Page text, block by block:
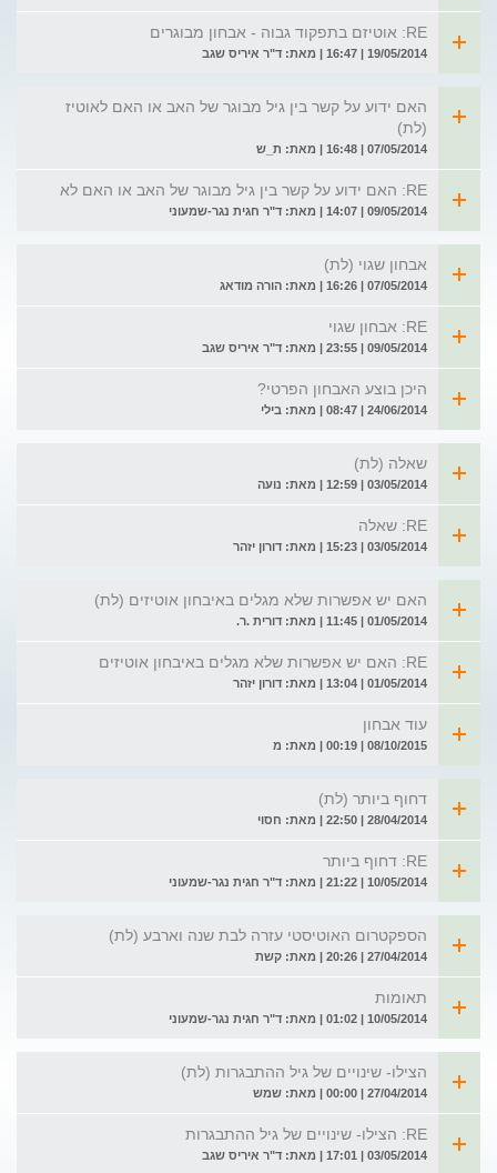
RE: אוטיזם בתפקוד גבוה - אבחון מבוגרים
19/05/2014 | 16:47 | מאת: ד"ר איריס שגב
האם ידוע על קשר בין גיל מבוגר של האב או האם לאוטיז
(לת)
07/05/2014 | 16:48 | מאת: ת_ש
RE: האם ידוע על קשר בין גיל מבוגר של האב או האם לא
09/05/2014 | 14:07 | מאת: ד"ר חגית נגר-שמעוני
אבחון שגוי (לת)
07/05/2014 | 16:26 | מאת: הורה מודאג
RE: אבחון שגוי
09/05/2014 | 23:55 | מאת: ד"ר איריס שגב
היכן בוצע האבחון הפרטי?
24/06/2014 | 08:47 | מאת: בילי
שאלה (לת)
03/05/2014 | 12:59 | מאת: נועה
RE: שאלה
03/05/2014 | 15:23 | מאת: דורון יזהר
האם יש אפשרות שלא מגלים באיבחון אוטיזים (לת)
01/05/2014 | 11:45 | מאת: דורית .ר.
RE: האם יש אפשרות שלא מגלים באיבחון אוטיזים
01/05/2014 | 13:04 | מאת: דורון יזהר
עוד אבחון
08/10/2015 | 00:19 | מאת: מ
דחוף ביותר (לת)
28/04/2014 | 22:50 | מאת: חסוי
RE: דחוף ביותר
10/05/2014 | 21:22 | מאת: ד"ר חגית נגר-שמעוני
הספקטרום האוטיסטי עזרה לבת שנה וארבע (לת)
27/04/2014 | 20:26 | מאת: קשת
תאומות
10/05/2014 | 01:02 | מאת: ד"ר חגית נגר-שמעוני
הצילו- שינויים של גיל ההתבגרות (לת)
27/04/2014 | 00:00 | מאת: שמש
RE: הצילו- שינויים של גיל ההתבגרות
03/05/2014 | 17:01 | מאת: ד"ר איריס שגב